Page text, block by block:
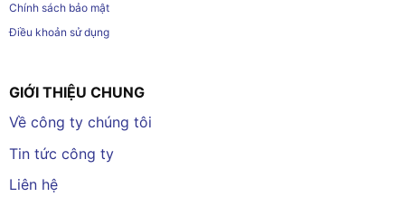
Chính sách bảo mật
Điều khoản sử dụng
GIỚI THIỆU CHUNG
Về công ty chúng tôi
Tin tức công ty
Liên hệ